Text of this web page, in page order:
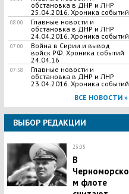
обстановка в ДНР и ЛНР
25.04.2016. Хроника событий
08:00
Главные новости и
обстановка в ДНР и ЛНР
24.04.2016. Хроника событий
07:00
Война в Сирии и вывод
войск РФ. Хроника событий
24.04.16
07:58
Главные новости и
обстановка в ДНР и ЛНР
23.04.2016. Хроника событий
ВСЕ НОВОСТИ »
ВЫБОР РЕДАКЦИИ
23:05
В
Черноморско
м флоте